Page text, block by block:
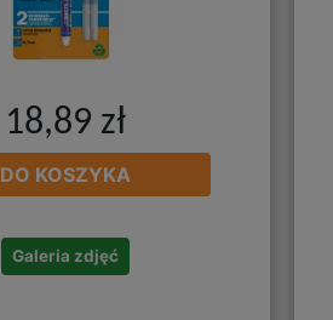
18,89 zł
DO KOSZYKA
Galeria zdjęć